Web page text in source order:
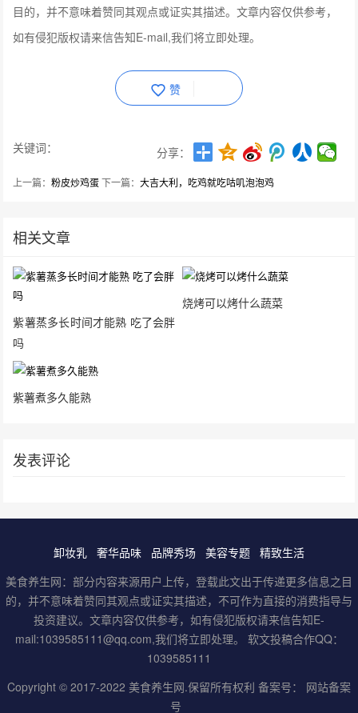
目的，并不意味着赞同其观点或证实其描述。文章内容仅供参考，
如有侵犯版权请来信告知E-mail,我们将立即处理。
赞
关键词： 分享：
上一篇：粉皮炒鸡蛋下一篇：大吉大利，吃鸡就吃咕叽泡泡鸡
相关文章
紫薯蒸多长时间才能熟 吃了会胖
吗
烧烤可以烤什么蔬菜
紫薯煮多久能熟
发表评论
卸妆乳 奢华品味 品牌秀场 美容专题 精致生活
美食养生网：部分内容来源用户上传，登载此文出于传递更多信息之目
的，并不意味着赞同其观点或证实其描述，不可作为直接的消费指导与
投资建议。文章内容仅供参考，如有侵犯版权请来信告知E-
mail:1039585111@qq.com,我们将立即处理。 软文投稿合作QQ：
1039585111
Copyright © 2017-2022 美食养生网.保留所有权利 备案号： 网站备案
号